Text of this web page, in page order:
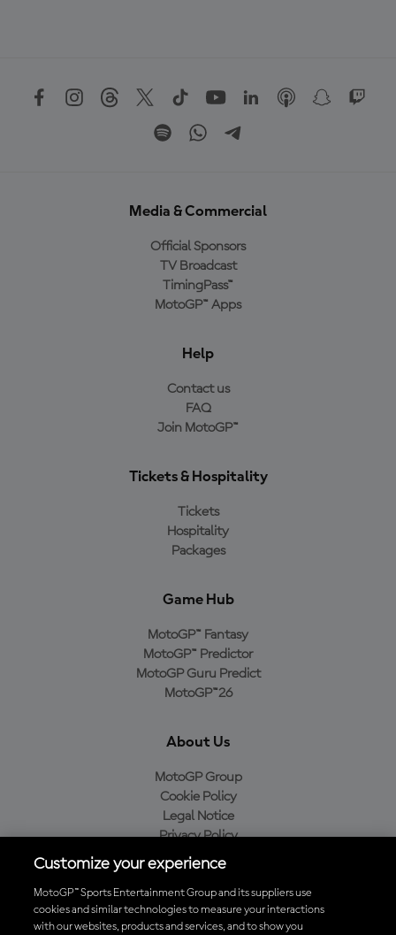
Media & Commercial
Official Sponsors
TV Broadcast
TimingPass™
MotoGP™ Apps
Help
Contact us
FAQ
Join MotoGP™
Tickets & Hospitality
Tickets
Hospitality
Packages
Game Hub
MotoGP™ Fantasy
MotoGP™ Predictor
MotoGP Guru Predict
MotoGP™26
About Us
MotoGP Group
Cookie Policy
Legal Notice
Privacy Policy
Purchase Policy
Baixe o aplicativo oficial da MotoGP™
Customize your experience
MotoGP™ Sports Entertainment Group and its suppliers use
cookies and similar technologies to measure your interactions
with our websites, products and services, and to show you